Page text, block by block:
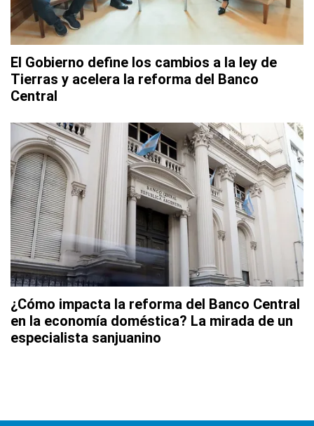
El Gobierno define los cambios a la ley de
Tierras y acelera la reforma del Banco
Central
¿Cómo impacta la reforma del Banco Central
en la economía doméstica? La mirada de un
especialista sanjuanino